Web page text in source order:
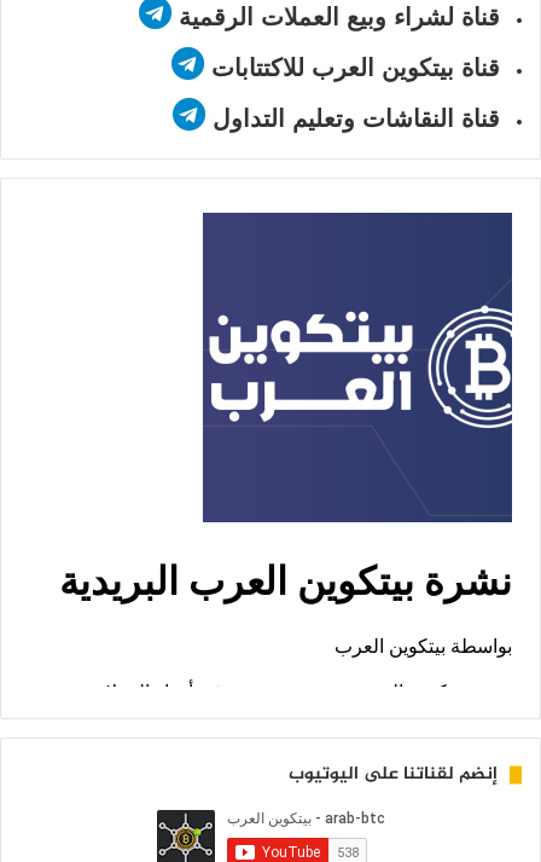
قناة لشراء وبيع العملات الرقمية
قناة بيتكوين العرب للاكتتابات
قناة النقاشات وتعليم التداول
إنضم لقناتنا على اليوتيوب